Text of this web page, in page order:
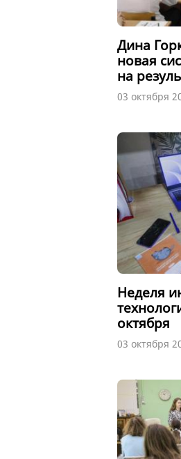
Дина
новая
на
03 октября
Неделя
октября
03 октября